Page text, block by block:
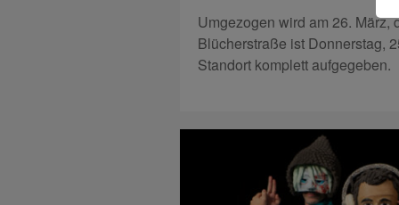
Umgezogen wird am 26. März,
Blücherstraße ist Donnerstag,
Standort komplett aufgegeben.